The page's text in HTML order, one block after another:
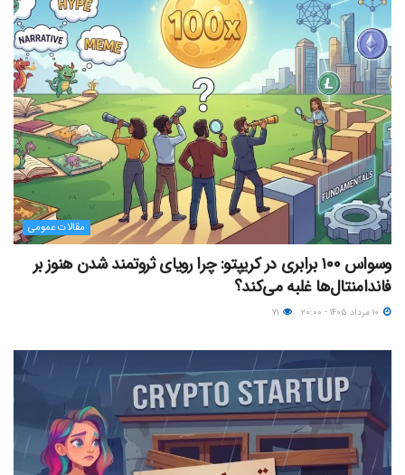
مقالات عمومی
وسواس ۱۰۰ برابری در کریپتو: چرا رویای ثروتمند شدن هنوز بر
فاندامنتال‌ها غلبه می‌کند؟